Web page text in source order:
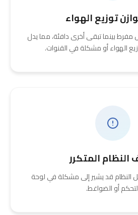
توزيع الهواء
بينما تبقى أخرى دافئة، مما يدل
الهواء أو مشكلة في القنوات.
النظام المتكرر
النظام قد يشير إلى مشكلة في لوحة
أو الضواغط.